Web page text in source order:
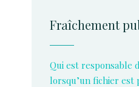
Fraîchement
Qui est responsable
lorsqu’un fichier est